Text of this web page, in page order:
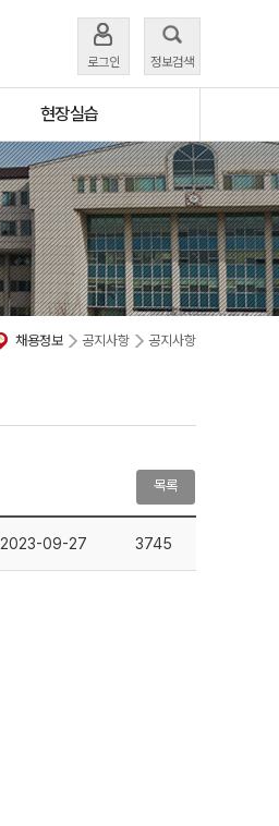
로그인 정보검색
현장실습
채용정보 공지사항 공지사항
목록
2023-09-27 3745